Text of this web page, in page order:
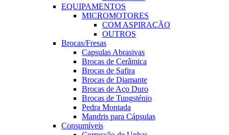
EQUIPAMENTOS
MICROMOTORES
COM ASPIRAÇÃO
OUTROS
Brocas/Fresas
Capsulas Abrasivas
Brocas de Cerâmica
Brocas de Safira
Brocas de Diamante
Brocas de Aço Duro
Brocas de Tungsténio
Pedra Montada
Mandris para Cápsulas
Consumíveis